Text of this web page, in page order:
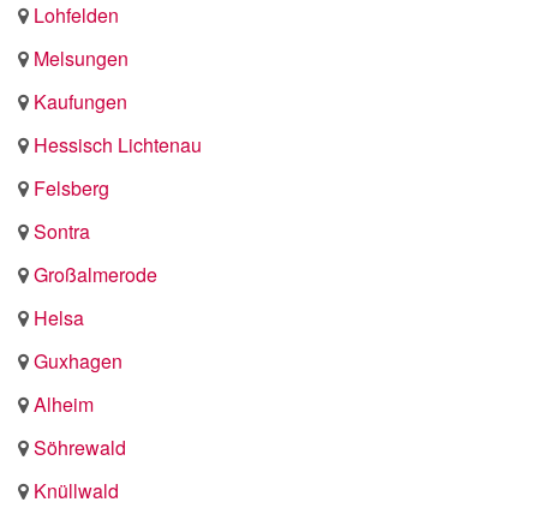
Lohfelden
Melsungen
Kaufungen
Hessisch Lichtenau
Felsberg
Sontra
Großalmerode
Helsa
Guxhagen
Alheim
Söhrewald
Knüllwald